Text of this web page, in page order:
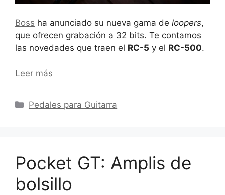
Boss ha anunciado su nueva gama de loopers,
que ofrecen grabación a 32 bits. Te contamos
las novedades que traen el RC-5 y el RC-500.
Leer más
Categorías
Pedales para Guitarra
Pocket GT: Amplis de
bolsillo